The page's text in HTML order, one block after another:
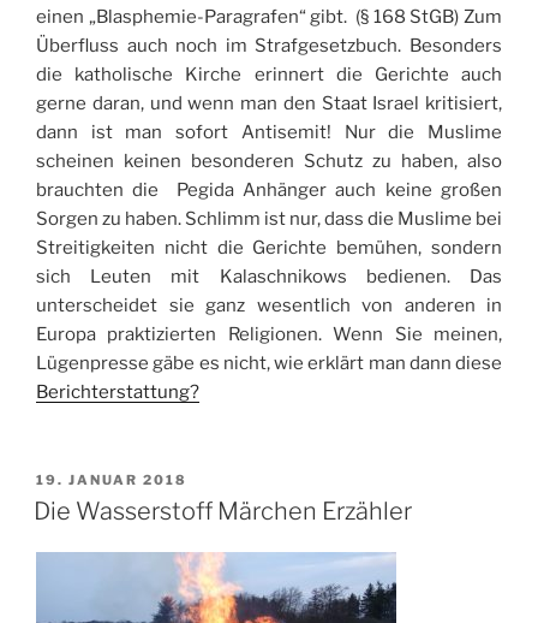
einen „Blasphemie-Paragrafen“ gibt. (§ 168 StGB) Zum
Überfluss auch noch im Strafgesetzbuch. Besonders
die katholische Kirche erinnert die Gerichte auch
gerne daran, und wenn man den Staat Israel kritisiert,
dann ist man sofort Antisemit! Nur die Muslime
scheinen keinen besonderen Schutz zu haben, also
brauchten die Pegida Anhänger auch keine großen
Sorgen zu haben. Schlimm ist nur, dass die Muslime bei
Streitigkeiten nicht die Gerichte bemühen, sondern
sich Leuten mit Kalaschnikows bedienen. Das
unterscheidet sie ganz wesentlich von anderen in
Europa praktizierten Religionen. Wenn Sie meinen,
Lügenpresse gäbe es nicht, wie erklärt man dann diese
Berichterstattung?
VERÖFFENTLICHT
AM
19. JANUAR 2018
Die Wasserstoff Märchen Erzähler